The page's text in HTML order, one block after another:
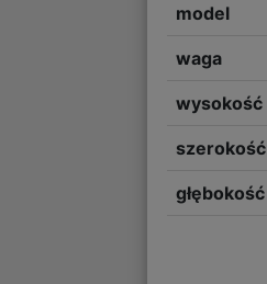
model
waga
wysokość
szerokość
głębokość